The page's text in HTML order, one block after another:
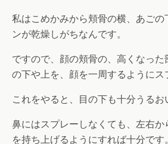
私はこめかみから頬骨の横、あごの
ンが乾燥しがちなんです。
ですので、顔の頬骨の、高くなっ
の下や上を、顔を一周するようにス
これをやると、目の下も十分うるお
鼻にはスプレーしなくても、左右
を持ち上げるようにすれば十分です。